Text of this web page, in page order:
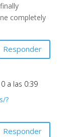
completely
Responder
a las 0:39
?
Responder